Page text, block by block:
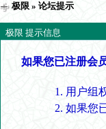
极限 » 论坛提示
极限 提示信息
如果您已注册会
用户组
如果您